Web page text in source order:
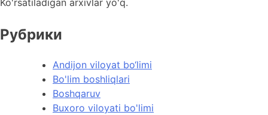
Ko'rsatiladigan arxivlar yo'q.
Рубрики
Andijon viloyat bo‘limi
Bo'lim boshliqlari
Boshqaruv
Buxoro viloyati bo'limi